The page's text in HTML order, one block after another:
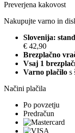
Preverjena kakovost
Nakupujte varno in
Slovenija:
€ 42,90
Brezplačno
Vsaj 1
Varno plačilo s
Načini plačila
Po povzetju
Predračun